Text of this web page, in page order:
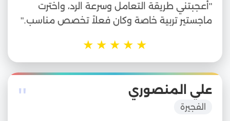
"أعجبتني طريقة التعامل وسرعة الرد، واخترت
ماجستير تربية خاصة وكان فعلاً تخصص مناسب."
★
★
★
★
★
" علي المنصوري
الفجيرة